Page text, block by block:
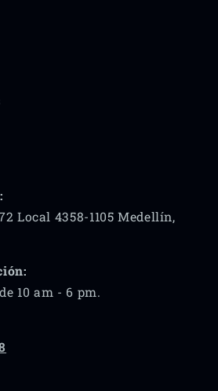
Local 4358-1105 Medellín,
10 am - 6 pm.